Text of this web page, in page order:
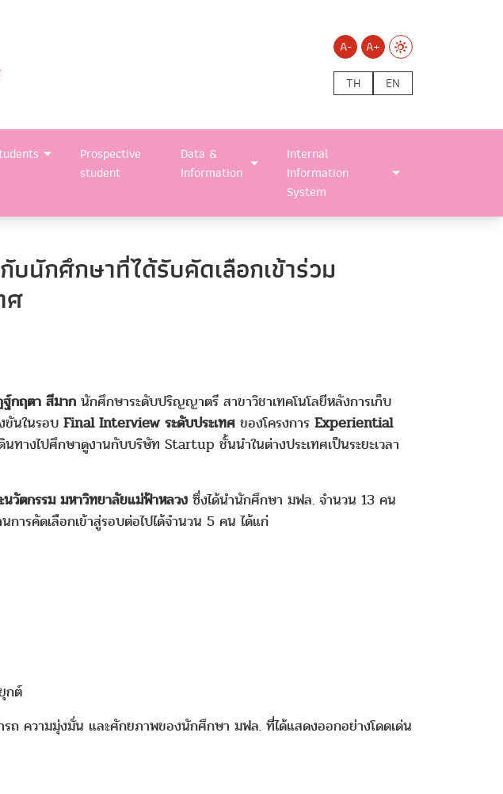
A-
A+
TH
EN
Prospective
student
Data &
Information
Internal
Information
System
นักศึกษาที่ได้รับคัดเลือกเข้าร่วม
ศ
กฤตา สีมาก นักศึกษาระดับปริญญาตรี สาขาวิชาเทคโนโลยีหลังการเก็บ
ขันในรอบ Final Interview ระดับประเทศ ของโครงการ Experiential
ทางไปศึกษาดูงานกับบริษัท Startup ชั้นนำในต่างประเทศเป็นระยะเวลา
ตกรรม มหาวิทยาลัยแม่ฟ้าหลวง ซึ่งได้นำนักศึกษา มฟล. จำนวน 13 คน
ารคัดเลือกเข้าสู่รอบต่อไปได้จำนวน 5 คน ได้แก่
กต์
ถ ความมุ่งมั่น และศักยภาพของนักศึกษา มฟล. ที่ได้แสดงออกอย่างโดดเด่น